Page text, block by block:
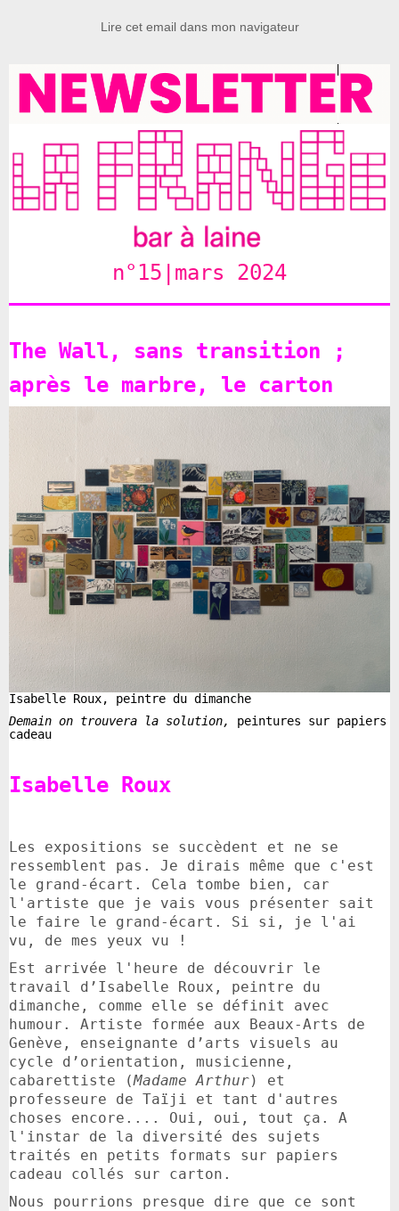
Lire cet email dans mon navigateur
n°15|mars 2024
The Wall, sans transition ;
après le marbre, le carton
Isabelle Roux, peintre du dimanche
Demain on trouvera la solution,
peintures sur papiers
cadeau
Isabelle Roux
Les expositions se succèdent et ne se
ressemblent pas. Je dirais même que c'est
le grand-écart. Cela tombe bien, car
l'artiste que je vais vous présenter sait
le faire le grand-écart. Si si, je l'ai
vu, de mes yeux vu !
Est arrivée l'heure de découvrir le
travail d’Isabelle Roux, peintre du
dimanche, comme elle se définit avec
humour. Artiste formée aux Beaux-Arts de
Genève, enseignante d’arts visuels au
cycle d’orientation, musicienne,
cabarettiste (Madame Arthur)
et
professeure de Taïji et tant d'autres
choses encore.... Oui, oui, tout ça. A
l'instar de la diversité des sujets
traités en petits formats sur papiers
cadeau collés sur carton.
Nous pourrions presque dire que ce sont